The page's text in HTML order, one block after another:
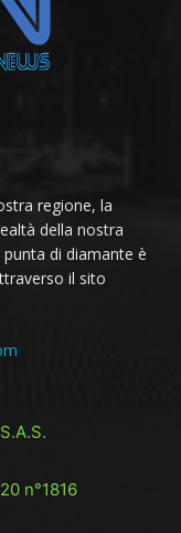
regione, la
della nostra
di diamante è
il sito
n°1816